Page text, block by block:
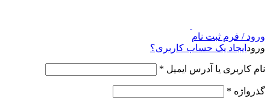
ورود / فرم ثبت نام
ورود ایجاد یک حساب کاربری؟
نام کاربری یا آدرس ایمیل *
گذرواژه *